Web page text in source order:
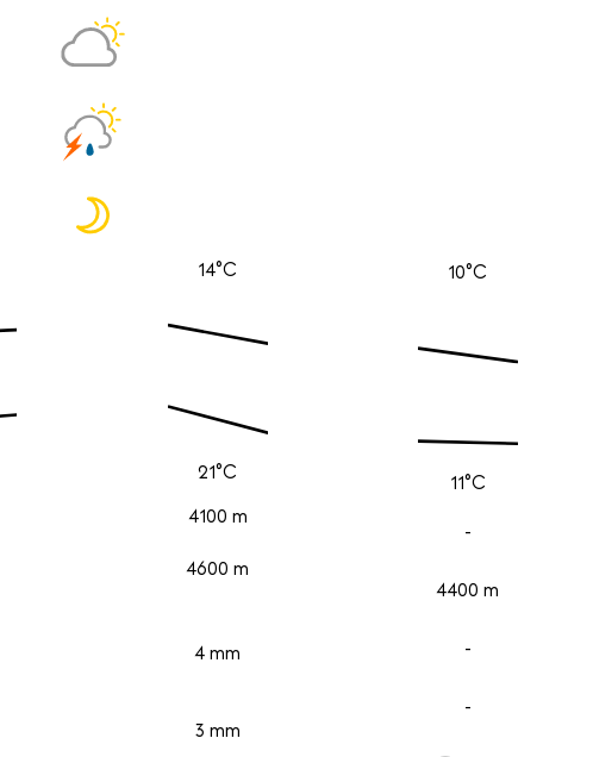
14°C
21°C
4100 m
4600 m
4 mm
3 mm
10°C
11°C
-
4400 m
-
-